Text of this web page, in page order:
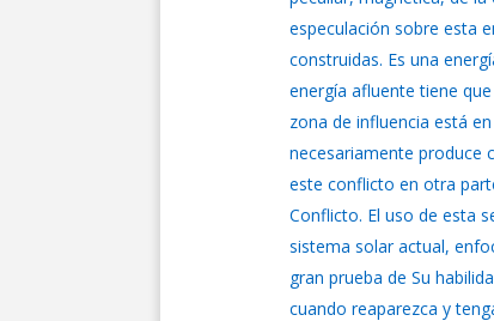
especulación sobre esta
construidas. Es una
energía afluente tiene
zona de influencia está
necesariamente produce
este conflicto en otra
Conflicto. El uso de esta
sistema solar actual,
gran prueba de Su
cuando reaparezca y